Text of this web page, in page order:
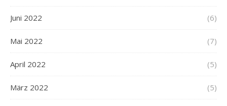
Juni 2022 (6)
Mai 2022 (7)
April 2022 (5)
März 2022 (5)